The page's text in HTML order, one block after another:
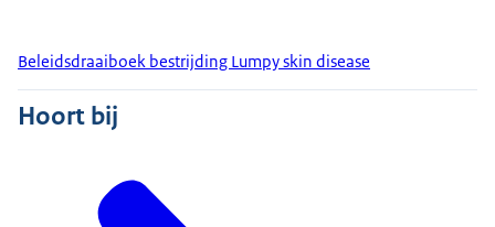
Beleidsdraaiboek bestrijding Lumpy skin disease
Hoort bij